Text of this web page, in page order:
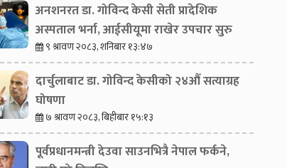
अनशनरत डा. गोविन्द केसी सेती प्रादेशिक
अस्पताल भर्ना, आईसीयूमा राखेर उपचार सुरु
९ श्रावण २०८३, शनिबार १३:४७
दार्चुलाबाट डा. गोविन्द केसीको २४औँ सत्याग्रह
घोषणा
७ श्रावण २०८३, बिहीबार १५:१३
पूर्वप्रधानमन्त्री देउवा साउनभित्रै नेपाल फर्कने,